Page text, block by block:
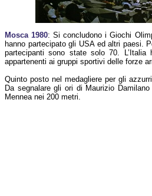
Mosca 1980: Si concludono i Giochi
hanno partecipato gli USA ed altri paesi.
partecipanti sono state solo 70.
appartenenti ai gruppi sportivi delle forze
Quinto posto nel medagliere per gli
Da segnalare gli ori di Maurizio
Mennea nei 200 metri.